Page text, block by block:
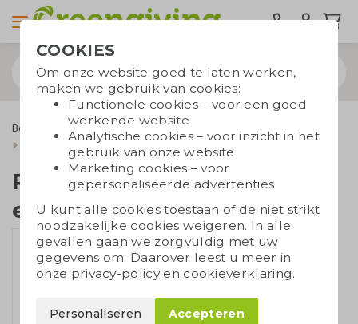
Bespaarproducten
Powerbanks
Powerbank op zonne-energie met licht
Powerbank op zonne-
energie met licht
COOKIES
Om onze website goed te laten werken,
maken we gebruik van cookies:
Functionele cookies – voor een goed
werkende website
Analytische cookies – voor inzicht in het
gebruik van onze website
Marketing cookies – voor
gepersonaliseerde advertenties
U kunt alle cookies toestaan of de niet strikt
noodzakelijke cookies weigeren. In alle
gevallen gaan we zorgvuldig met uw
gegevens om. Daarover leest u meer in
onze privacy-policyen cookieverklaring.
Personaliseren Accepteren